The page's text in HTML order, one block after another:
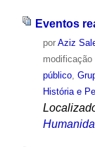
Eventos
por Aziz
modificação
público,
História e